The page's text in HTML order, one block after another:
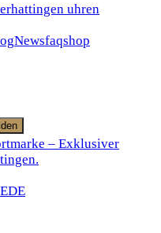
hattingen uhren
Newsfaqshop